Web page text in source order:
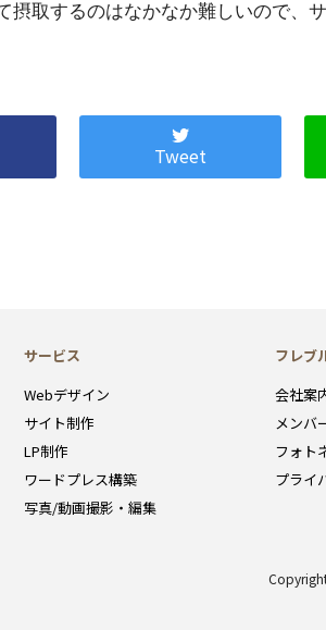
摂取するのはなかなか難しいので、
Tweet
サービス
Webデザイン
サイト制作
LP制作
ワードプレス構築
写真/動画撮影・編集
フレブ
会社案
メンバ
フォト
プライ